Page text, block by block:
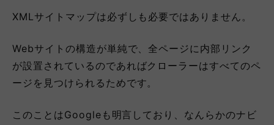
XMLサイトマップは必ずしも必要ではありません。
Webサイトの構造が単純で、全ページに内部リンク
が設置されているのであればクローラーはすべてのペ
ージを見つけられるためです。
このことはGoogleも明言しており、なんらかのナビ